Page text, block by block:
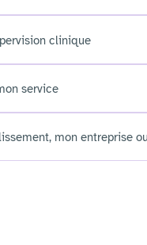
clinique
service
mon entreprise